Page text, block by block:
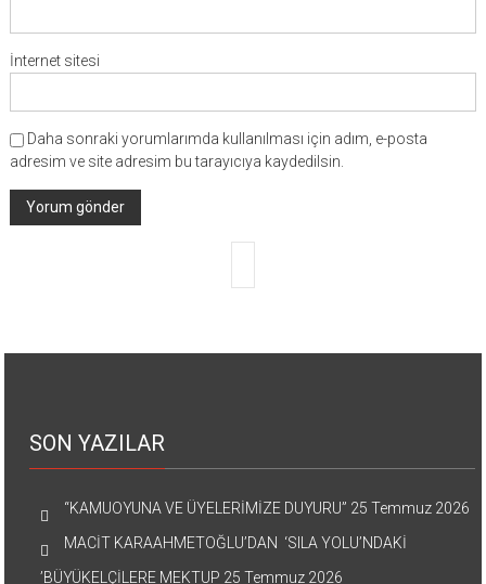
İnternet sitesi
Daha sonraki yorumlarımda kullanılması için adım, e-posta
adresim ve site adresim bu tarayıcıya kaydedilsin.
SON YAZILAR
“KAMUOYUNA VE ÜYELERİMİZE DUYURU” 25 Temmuz 2026
MACİT KARAAHMETOĞLU’DAN ‘SILA YOLU’NDAKİ
’BÜYÜKELÇİLERE MEKTUP 25 Temmuz 2026